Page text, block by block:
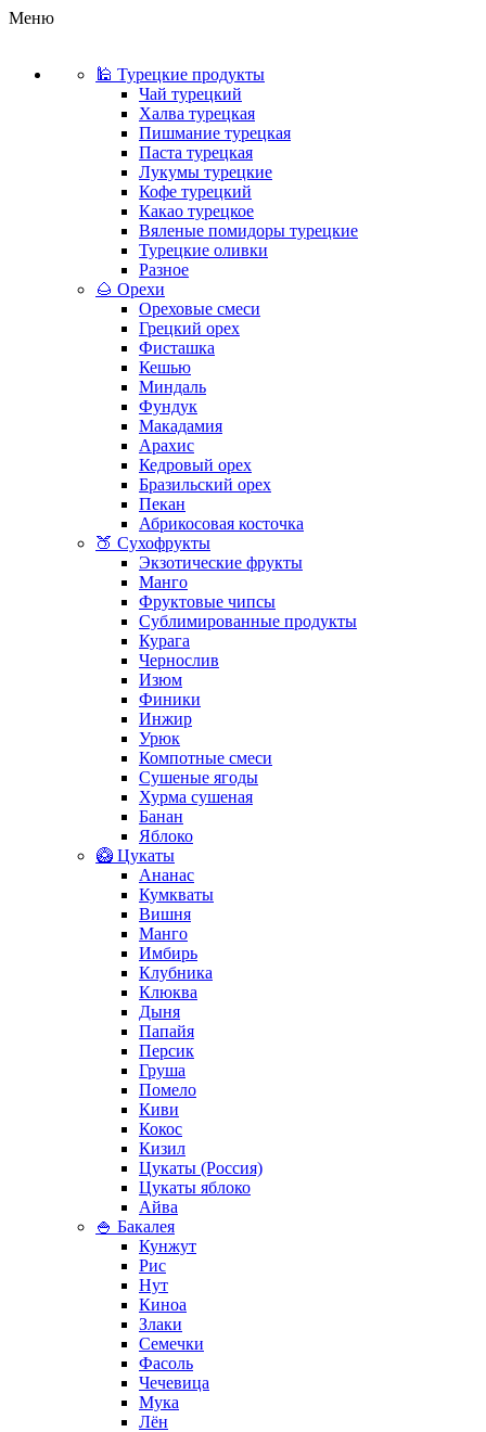
Меню
🕌 Турецкие продукты
Чай турецкий
Халва турецкая
Пишмание турецкая
Паста турецкая
Лукумы турецкие
Кофе турецкий
Какао турецкое
Вяленые помидоры турецкие
Турецкие оливки
Разное
🌰 Орехи
Ореховые смеси
Грецкий орех
Фисташка
Кешью
Миндаль
Фундук
Макадамия
Арахис
Кедровый орех
Бразильский орех
Пекан
Абрикосовая косточка
🍑 Сухофрукты
Экзотические фрукты
Манго
Фруктовые чипсы
Сублимированные продукты
Курага
Чернослив
Изюм
Финики
Инжир
Урюк
Компотные смеси
Сушеные ягоды
Хурма сушеная
Банан
Яблоко
🥝 Цукаты
Ананас
Кумкваты
Вишня
Манго
Имбирь
Клубника
Клюква
Дыня
Папайя
Персик
Груша
Помело
Киви
Кокос
Кизил
Цукаты (Россия)
Цукаты яблоко
Айва
🍚 Бакалея
Кунжут
Рис
Нут
Киноа
Злаки
Семечки
Фасоль
Чечевица
Мука
Лён